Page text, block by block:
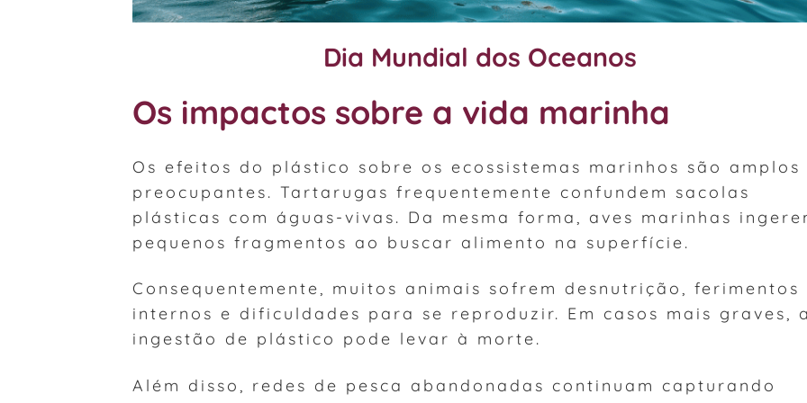
Dia Mundial dos Oceanos
Os impactos sobre a vida marinha
Os efeitos do plástico sobre os ecossistemas marinhos são amplos
preocupantes. Tartarugas frequentemente confundem sacolas
plásticas com águas-vivas. Da mesma forma, aves marinhas
pequenos fragmentos ao buscar alimento na superfície.
Consequentemente, muitos animais sofrem desnutrição, ferimentos
internos e dificuldades para se reproduzir. Em casos mais graves, a
ingestão de plástico pode levar à morte.
Além disso, redes de pesca abandonadas continuam capturando